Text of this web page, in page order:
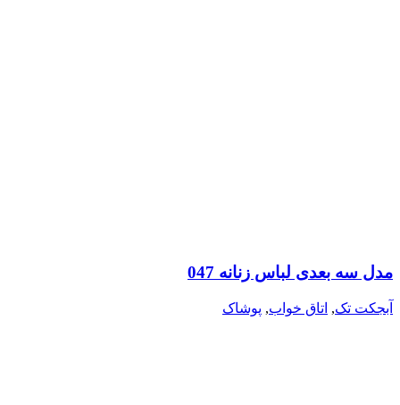
مدل سه بعدی لباس زنانه 047
آبجکت تک, اتاق خواب, پوشاک